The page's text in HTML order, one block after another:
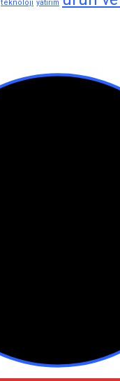
teknoloji yatırım